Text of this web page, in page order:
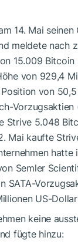
14. Mai
meldete nach
15.009
von 929,4
von
Strive 5.048
Mai kaufte
hatte
Semler
SATA-
US-
keine
fügte hinzu: